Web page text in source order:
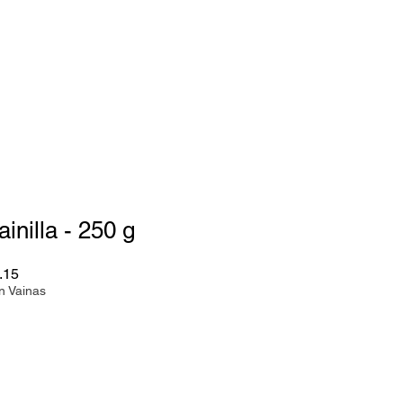
- 250 g
Precio
de
Vainas